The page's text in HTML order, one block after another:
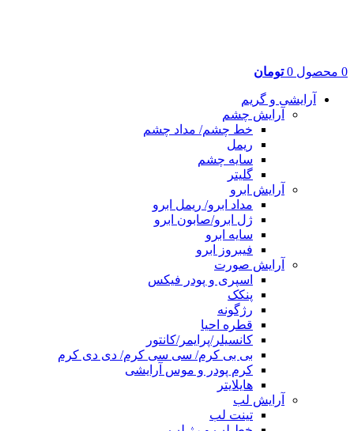
0 محصول 0 تومان
آرایشی و گریم
آرایش چشم
خط چشم/ مداد چشم
ریمل
سایه چشم
گلیتر
آرایش ابرو
مداد ابرو/ ریمل ابرو
ژل ابرو/صابون ابرو
سایه ابرو
فیبروز ابرو
آرایش صورت
اسپری و پودر فیکس
پنکک
رژگونه
قطره احیا
کانسیلر/پرایمر/کانتور
بی بی کرم/ سی سی کرم/ دی دی کرم
کرم پودر و موس آرایشی
هایلایتر
آرایش لب
تینت لب